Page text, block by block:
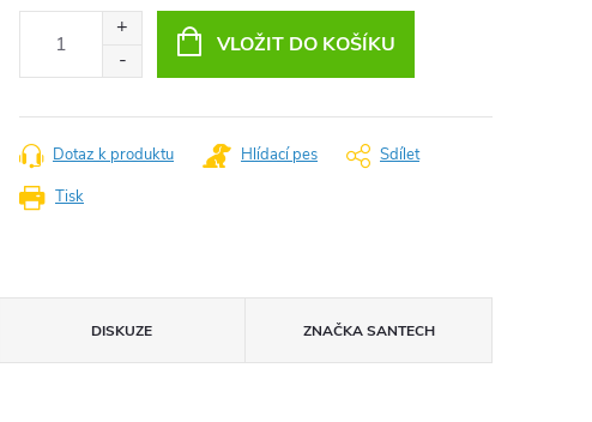
VLOŽIT DO KOŠÍKU
Tisk
Dotaz k produktu Hlídací pes Sdílet
DISKUZE ZNAČKASANTECH